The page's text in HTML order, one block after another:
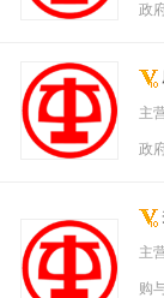
政
主
政
主
购